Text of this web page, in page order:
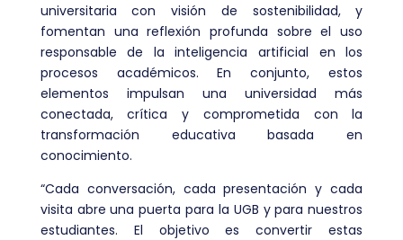
universitaria con visión de sostenibilidad, y
fomentan una reflexión profunda sobre el uso
responsable de la inteligencia artificial en los
procesos académicos. En conjunto, estos
elementos impulsan una universidad más
conectada, crítica y comprometida con la
transformación educativa basada en
conocimiento.
“Cada conversación, cada presentación y cada
visita abre una puerta para la UGB y para nuestros
estudiantes. El objetivo es convertir estas